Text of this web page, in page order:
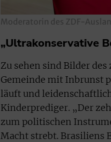
Moderatorin des ZDF-
„Ultrakonservative
Zu sehen sind Bilder
Gemeinde mit Inbrunst
läuft und
Kinderprediger. „Der
zum politischen
Macht strebt. Brasiliens